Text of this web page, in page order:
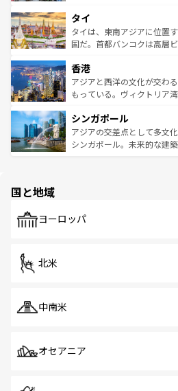
リティに包まれながら、韓
わってみてほ
覧を参照してほしい。
急速な発展と共に伝統が息
ーチミン市のフランス統治
醸し出している。また、バ
とつ。フォーやバインミー
ひ現地で味わいたい。どの
が旅行者を迎えてくれるの
参照してほしい。
タイ
タイは、東南アジアに位置
国だ。首都バンコクは高層
の活気が交差している。北
帯で自然と触れ合い、南部
いビーチでリゾート気分を
激する。気候は一年中温暖
が待っている。親しみやす
た文化、そして多様な観光
香港
アジアと西洋の文化が交わ
もっている。ヴィクトリア
み、どこを訪れても感動す
ており、効率よく見どころ
うな絶景から文化的な体験
シンガポール
アジアの交差点として多文
シンガポール。未来的な建
で、ホーカーズは地元の風
国と地域
ヨーロッパ
北米
中南米
オセアニア